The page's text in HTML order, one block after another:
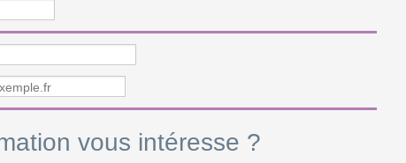
vous intéresse ?